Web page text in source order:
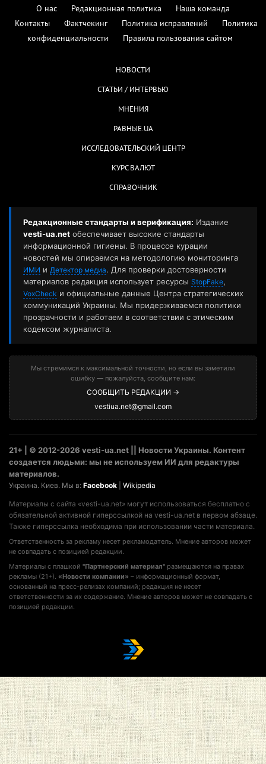
О нас Редакционная политика
Наша команда
Контакты
Фактчекинг Политика исправлений
Политика
конфиденциальности
Правила пользования сайтом
НОВОСТИ
СТАТЬИ / ИНТЕРВЬЮ
МНЕНИЯ
РАВНЫЕ.UA
ИССЛЕДОВАТЕЛЬСКИЙ ЦЕНТР
КУРС ВАЛЮТ
СПРАВОЧНИК
Редакционные стандарты и верификация: Издание
vesti-ua.net обеспечивает высокие стандарты
информационной гигиены. В процессе курации
новостей мы опираемся на методологию мониторинга
ИМИ и Детектор медиа. Для проверки достоверности
материалов редакция использует ресурсы StopFake,
VoxCheck и официальные данные Центра стратегических
коммуникаций Украины. Мы придерживаемся политики
прозрачности и работаем в соответствии с этическим
кодексом журналиста.
Мы стремимся к максимальной точности, но если вы заметили
ошибку — пожалуйста, сообщите нам:
СООБЩИТЬ РЕДАКЦИИ →
vestiua.net@gmail.com
21+ | © 2012-2026 vesti-ua.net || Новости Украины. Контент
создается людьми: мы не используем ИИ для редактуры
материалов.
Украина. Киев. Мы в: Facebook Wikipedia
Материалы с сайта «vesti-ua.net» могут использоваться бесплатно с
обязательной активной гиперссылкой на vesti-ua.net в первом абзаце.
Также гиперссылка необходима при использовании части материала.
Ответственность за рекламу несет рекламодатель. Мнение авторов может
не совпадать с позицией редакции.
Материалы с плашкой "Партнерский материал" размещаются на правах
рекламы (21+). «Новости компании» – информационный формат,
основанный на пресс-релизах компаний; редакция не несет
ответственности за их содержание. Мнение авторов может не совпадать с
позицией редакции.